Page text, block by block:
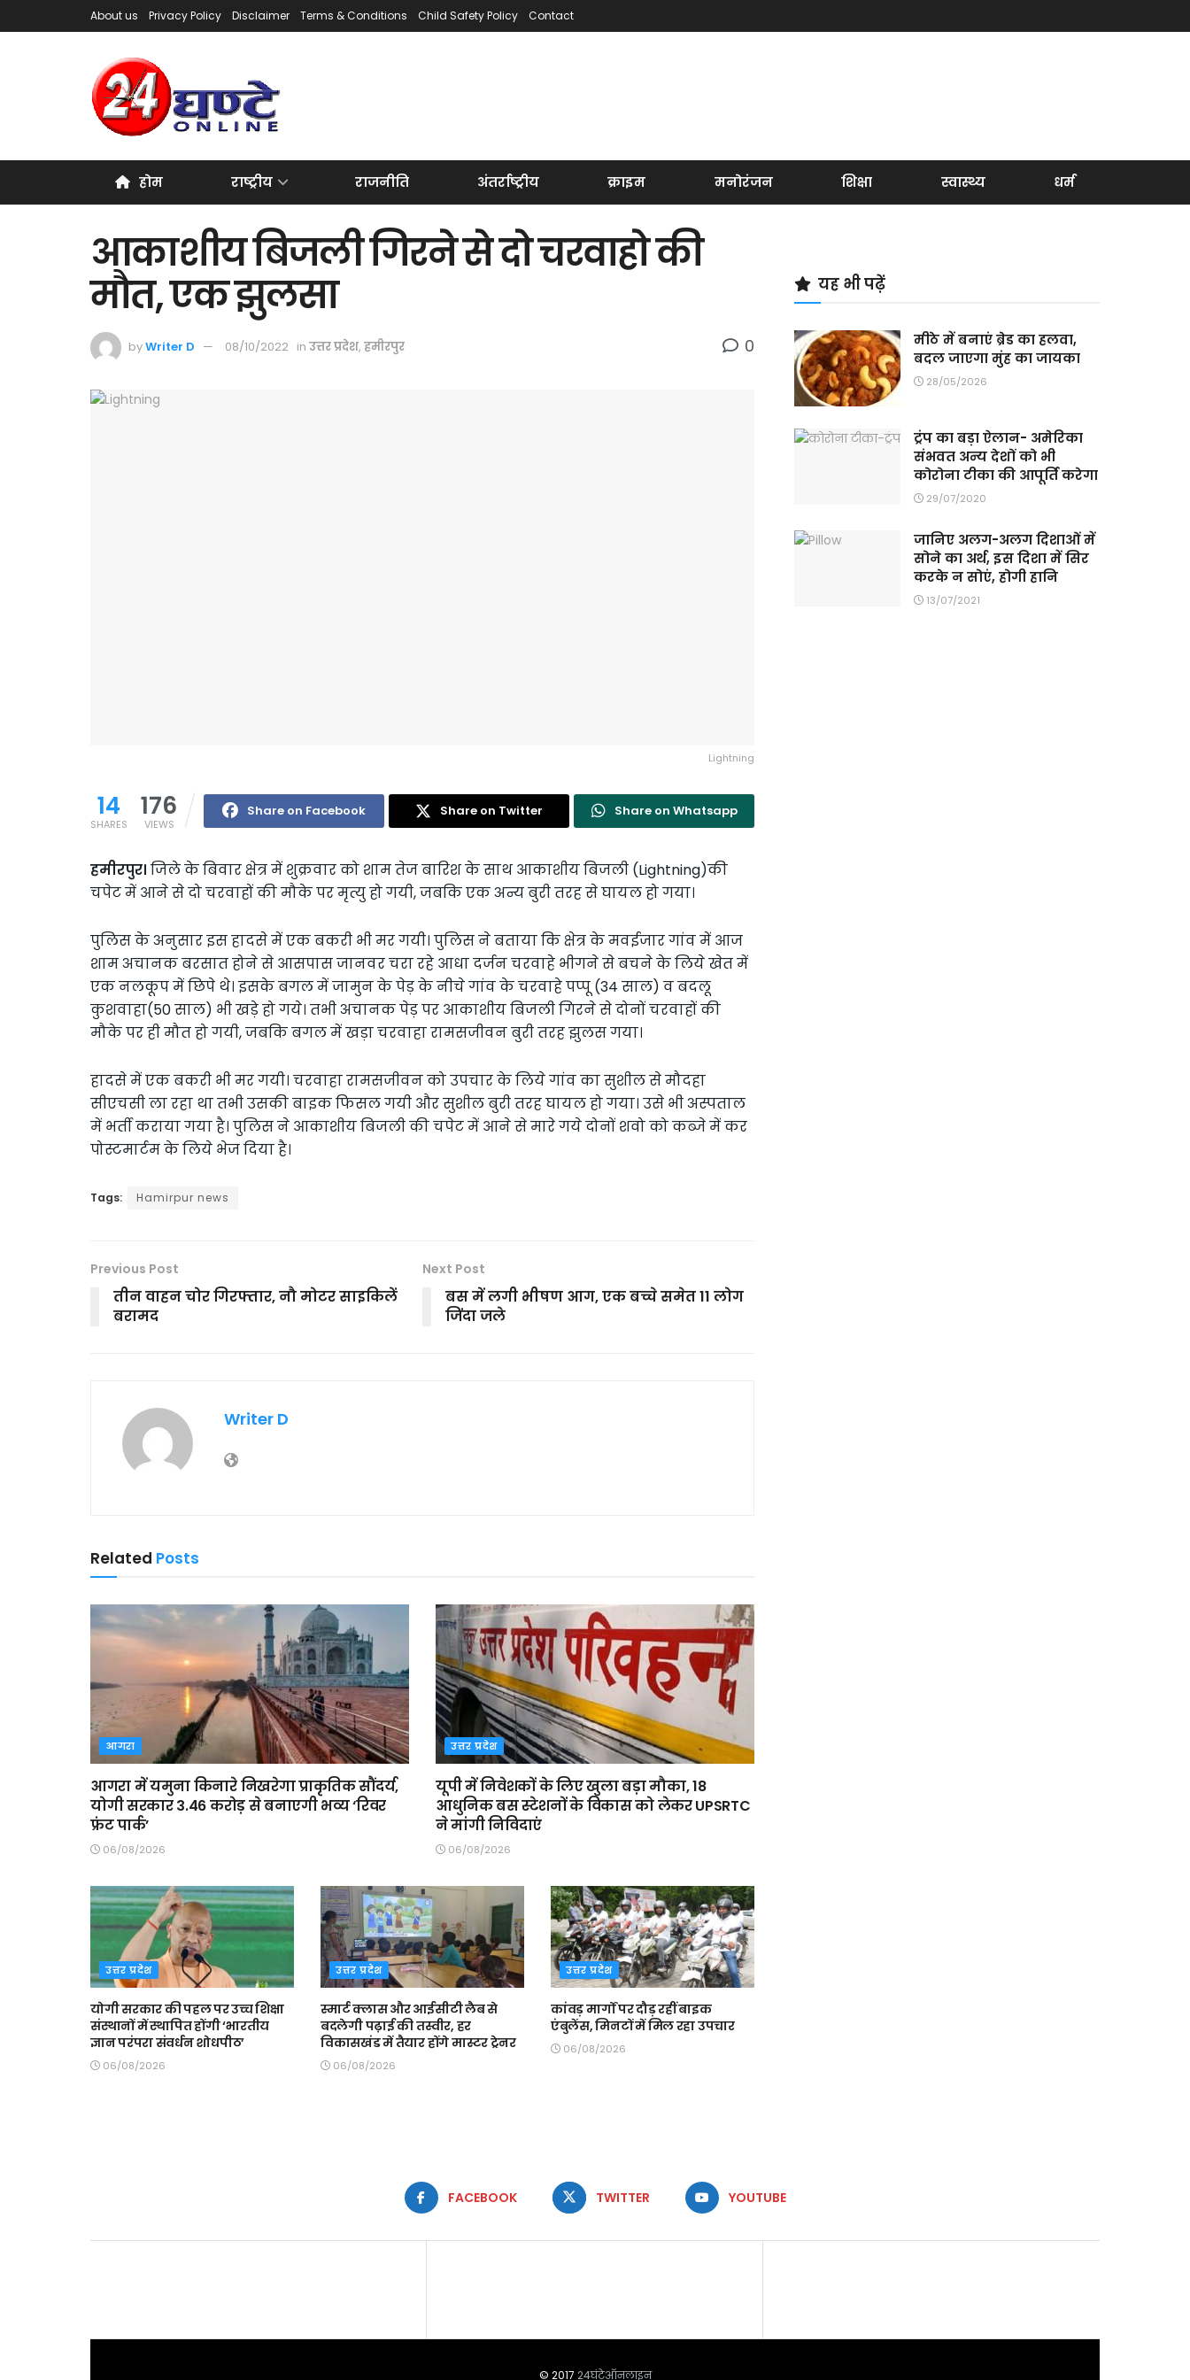
About us Privacy Policy Disclaimer Terms & Conditions Child Safety Policy Contact
होम राष्ट्रीय राजनीति अंतर्राष्ट्रीय क्राइम मनोरंजन शिक्षा स्वास्थ्य धर्म
आकाशीय बिजली गिरने से दो चरवाहो की
मौत, एक झुलसा
byWriter D 08/10/2022 in उत्तर प्रदेश, हमीरपुर 0
Lightning
14
SHARES
176
VIEWS
Share on Facebook Share on Twitter Share on Whatsapp
हमीरपुर। जिले के बिवार क्षेत्र में शुक्रवार को शाम तेज बारिश के साथ आकाशीय बिजली (Lightning)की
चपेट में आने से दो चरवाहों की मौके पर मृत्यु हो गयी, जबकि एक अन्य बुरी तरह से घायल हो गया।
पुलिस के अनुसार इस हादसे में एक बकरी भी मर गयी। पुलिस ने बताया कि क्षेत्र के मवईजार गांव में आज
शाम अचानक बरसात होने से आसपास जानवर चरा रहे आधा दर्जन चरवाहे भीगने से बचने के लिये खेत में
एक नलकूप में छिपे थे। इसके बगल में जामुन के पेड़ के नीचे गांव के चरवाहे पप्पू (34 साल) व बदलू
कुशवाहा(50 साल) भी खड़े हो गये। तभी अचानक पेड़ पर आकाशीय बिजली गिरने से दोनों चरवाहों की
मौके पर ही मौत हो गयी, जबकि बगल में खड़ा चरवाहा रामसजीवन बुरी तरह झुलस गया।
हादसे में एक बकरी भी मर गयी। चरवाहा रामसजीवन को उपचार के लिये गांव का सुशील से मौदहा
सीएचसी ला रहा था तभी उसकी बाइक फिसल गयी और सुशील बुरी तरह घायल हो गया। उसे भी अस्पताल
में भर्ती कराया गया है। पुलिस ने आकाशीय बिजली की चपेट में आने से मारे गये दोनों शवो को कब्जे में कर
पोस्टमार्टम के लिये भेज दिया है।
Tags: Hamirpur news
Previous Post
तीन वाहन चोर गिरफ्तार, नौ मोटर साइकिलें
बरामद
Next Post
बस में लगी भीषण आग, एक बच्चे समेत 11 लोग
जिंदा जले
Writer D
Related Posts
आगरा
आगरा में यमुना किनारे निखरेगा प्राकृतिक सौंदर्य,
योगी सरकार 3.46 करोड़ से बनाएगी भव्य ‘रिवर
फ्रंट पार्क’
06/08/2026
उत्तर प्रदेश
यूपी में निवेशकों के लिए खुला बड़ा मौका, 18
आधुनिक बस स्टेशनों के विकास को लेकर UPSRTC
ने मांगी निविदाएं
06/08/2026
उत्तर प्रदेश
योगी सरकार की पहल पर उच्च शिक्षा
संस्थानों में स्थापित होंगी ‘भारतीय
ज्ञान परंपरा संवर्धन शोधपीठ’
06/08/2026
उत्तर प्रदेश
स्मार्ट क्लास और आईसीटी लैब से
बदलेगी पढ़ाई की तस्वीर, हर
विकासखंड में तैयार होंगे मास्टर ट्रेनर
06/08/2026
उत्तर प्रदेश
कांवड़ मार्गों पर दौड़ रहीं बाइक
एंबुलेंस, मिनटों में मिल रहा उपचार
06/08/2026
यह भी पढ़ें
मीठे में बनाएं ब्रेड का हलवा,
बदल जाएगा मुंह का जायका
28/05/2026
ट्रंप का बड़ा ऐलान- अमेरिका
संभवत अन्य देशों को भी
कोरोना टीका की आपूर्ति करेगा
29/07/2020
जानिए अलग-अलग दिशाओं में
सोने का अर्थ, इस दिशा में सिर
करके न सोएं, होगी हानि
13/07/2021
FACEBOOK TWITTER YOUTUBE
© 2017 24घंटेऑनलाइन